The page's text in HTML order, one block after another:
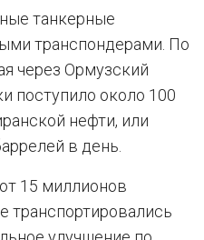
танкерные
транспондерами. По
через Ормузский
поступило около 100
нефти, или
в день.
15 миллионов
транспортировались